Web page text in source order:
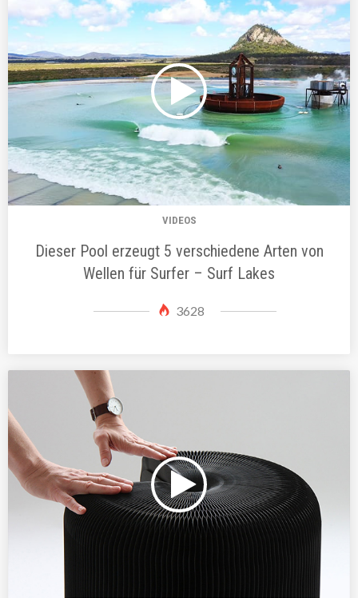
VIDEOS
Dieser Pool erzeugt 5 verschiedene Arten von
Wellen für Surfer – Surf Lakes
3628